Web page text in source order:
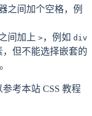
之间加个空格，例
间加上 >，例如 div
，但不能选择嵌套的
考本站 CSS 教程